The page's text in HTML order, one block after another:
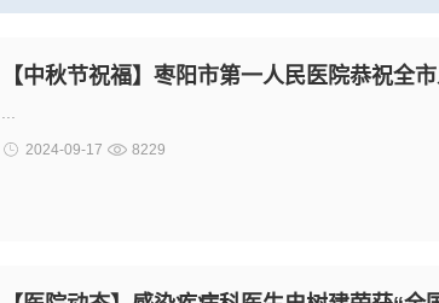
【中秋节祝福】枣阳市第一人民医院恭祝全
2024-09-17 8229